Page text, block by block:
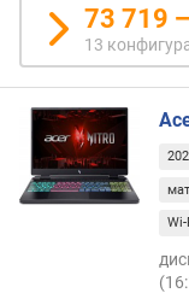
(
к
г
)
т
и
п
73 719
13
Wi-